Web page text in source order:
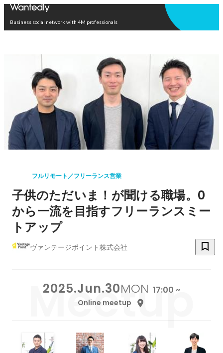
Business social network with 4M professionals
フルリモート／フリーランス営業
子供のただいま！が聞ける職場。0
から一流を目指すフリーランスミー
トアップ
ヴァンテージポイント株式会社
2025.Jun.30MON 17:00 ~
Online meetup